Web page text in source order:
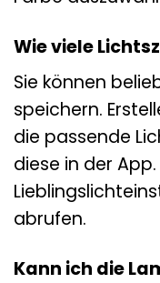
Wie viele
Sie können
speichern.
die passende
diese in der
abrufen.
Kann ich die